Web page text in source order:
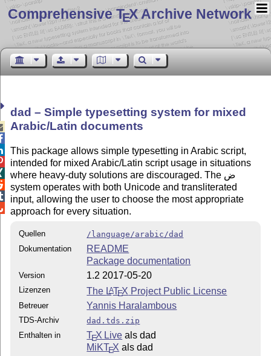
Comprehensive TEX Archive Network
dad – Simple typesetting system for mixed
Arabic/Latin documents
This package allows simple typesetting in Arabic script,
intended for mixed Arabic/Latin script usage in situations
where heavy-duty solutions are discouraged. The ﺽ
system operates with both Unicode and transliterated
input, allowing the user to choose the most appropriate
approach for every situation.
Quellen
/language/arabic/dad
Dokumentation
README
Package documentation
Version 1.2 2017-05-20
Lizenzen The LATEX Project Public License
Betreuer Yannis Haralambous
TDS-Archiv
dad.tds.zip
Enthalten in
TEX Live als dad
MiKTEX als dad